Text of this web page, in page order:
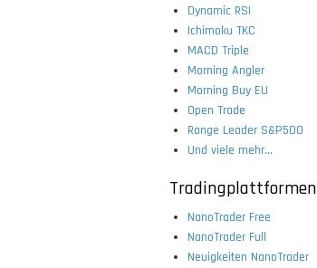
Dynamic RSI
Ichimoku TKC
MACD Triple
Morning Angler
Morning Buy EU
Open Trade
Range Leader S&P500
Und viele mehr...
Tradingplattformen
NanoTrader Free
NanoTrader Full
Neuigkeiten NanoTrader